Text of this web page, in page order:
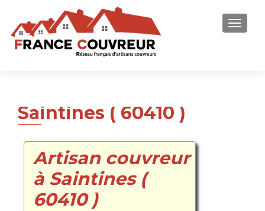
Saintines ( 60410 )
Artisan couvreur
à Saintines (
60410 )